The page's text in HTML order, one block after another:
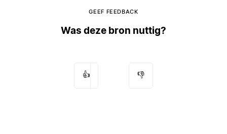
GEEF FEEDBACK
Was deze bron nuttig?
👍 👎